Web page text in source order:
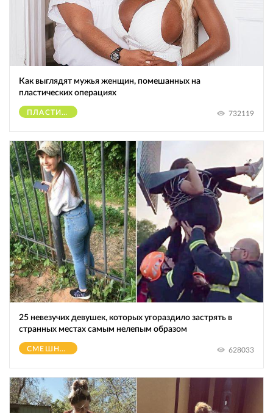
Как выглядят мужья женщин, помешанных на
пластических операциях
ПЛАСТИЧЕСКИЕ ОПЕРАЦИИ 732119
25 невезучих девушек, которых угораздило застрять в
странных местах самым нелепым образом
СМЕШНОЕ 628033